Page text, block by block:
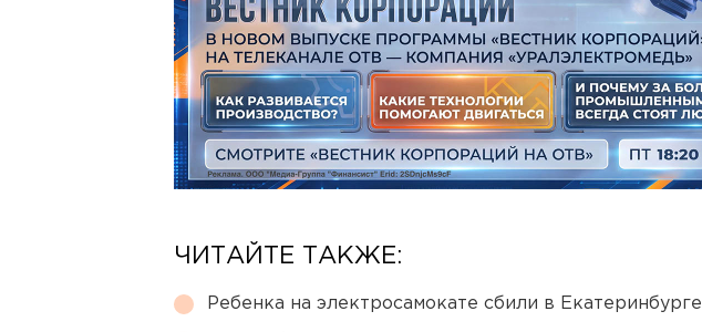
ЧИТАЙТЕ ТАКЖЕ:
Ребенка на электросамокате сбили в Екатеринбурге